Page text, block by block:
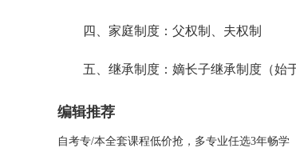
四、家庭制度：父权制、夫权制
五、继承制度：嫡长子继承制度（始于
编辑推荐
自考专/本全套课程低价抢，多专业任选3年畅学